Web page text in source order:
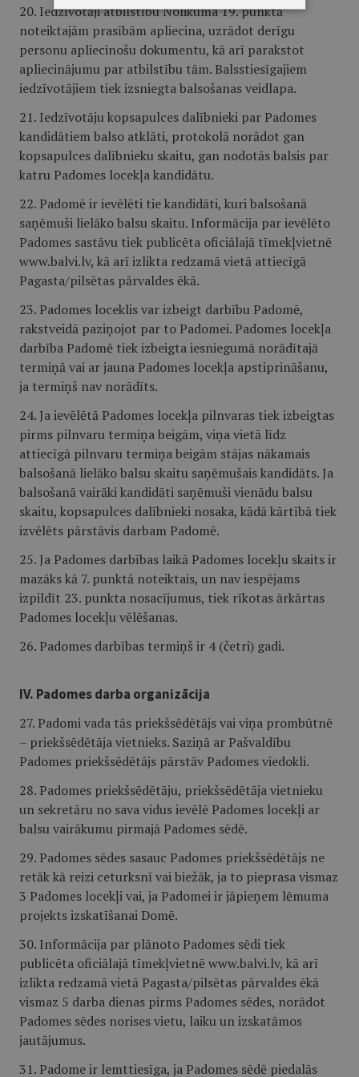
20. Iedzīvotāji atbilstību Nolikuma 19. punktā
noteiktajām prasībām apliecina, uzrādot derīgu
personu apliecinošu dokumentu, kā arī parakstot
apliecinājumu par atbilstību tām. Balsstiesīgajiem
iedzīvotājiem tiek izsniegta balsošanas veidlapa.
21. Iedzīvotāju kopsapulces dalībnieki par Padomes
kandidātiem balso atklāti, protokolā norādot gan
kopsapulces dalībnieku skaitu, gan nodotās balsis par
katru Padomes locekļa kandidātu.
22. Padomē ir ievēlēti tie kandidāti, kuri balsošanā
saņēmuši lielāko balsu skaitu. Informācija par ievēlēto
Padomes sastāvu tiek publicēta oficiālajā tīmekļvietnē
www.balvi.lv, kā arī izlikta redzamā vietā attiecīgā
Pagasta/pilsētas pārvaldes ēkā.
23. Padomes loceklis var izbeigt darbību Padomē,
rakstveidā paziņojot par to Padomei. Padomes locekļa
darbība Padomē tiek izbeigta iesniegumā norādītajā
termiņā vai ar jauna Padomes locekļa apstiprināšanu,
ja termiņš nav norādīts.
24. Ja ievēlētā Padomes locekļa pilnvaras tiek izbeigtas
pirms pilnvaru termiņa beigām, viņa vietā līdz
attiecīgā pilnvaru termiņa beigām stājas nākamais
balsošanā lielāko balsu skaitu saņēmušais kandidāts. Ja
balsošanā vairāki kandidāti saņēmuši vienādu balsu
skaitu, kopsapulces dalībnieki nosaka, kādā kārtībā tiek
izvēlēts pārstāvis darbam Padomē.
25. Ja Padomes darbības laikā Padomes locekļu skaits ir
mazāks kā 7. punktā noteiktais, un nav iespējams
izpildīt 23. punkta nosacījumus, tiek rīkotas ārkārtas
Padomes locekļu vēlēšanas.
26. Padomes darbības termiņš ir 4 (četri) gadi.
IV. Padomes darba organizācija
27. Padomi vada tās priekšsēdētājs vai viņa prombūtnē
– priekšsēdētāja vietnieks. Saziņā ar Pašvaldību
Padomes priekšsēdētājs pārstāv Padomes viedokli.
28. Padomes priekšsēdētāju, priekšsēdētāja vietnieku
un sekretāru no sava vidus ievēlē Padomes locekļi ar
balsu vairākumu pirmajā Padomes sēdē.
29. Padomes sēdes sasauc Padomes priekšsēdētājs ne
retāk kā reizi ceturksnī vai biežāk, ja to pieprasa vismaz
3 Padomes locekļi vai, ja Padomei ir jāpieņem lēmuma
projekts izskatīšanai Domē.
30. Informācija par plānoto Padomes sēdi tiek
publicēta oficiālajā tīmekļvietnē www.balvi.lv, kā arī
izlikta redzamā vietā Pagasta/pilsētas pārvaldes ēkā
vismaz 5 darba dienas pirms Padomes sēdes, norādot
Padomes sēdes norises vietu, laiku un izskatāmos
jautājumus.
31. Padome ir lemttiesīga, ja Padomes sēdē piedalās